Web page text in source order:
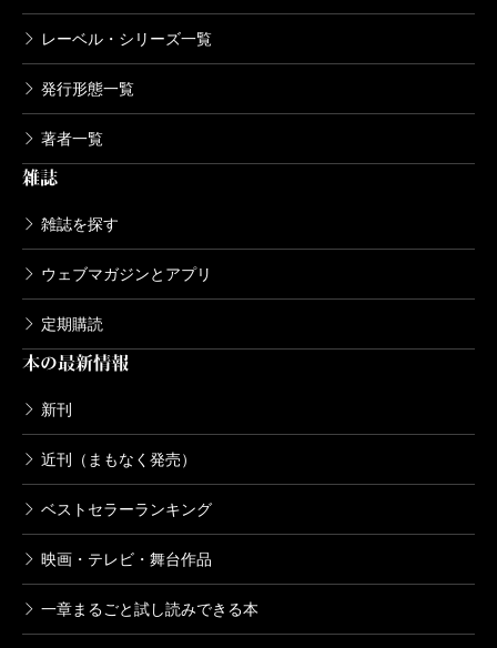
レーベル・シリーズ一覧
発行形態一覧
著者一覧
雑誌
雑誌を探す
ウェブマガジンとアプリ
定期購読
本の最新情報
新刊
近刊（まもなく発売）
ベストセラーランキング
映画・テレビ・舞台作品
一章まるごと試し読みできる本